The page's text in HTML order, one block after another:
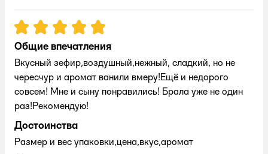
Рейтинг:5
Общие впечатления
Вкусный зефир,воздушный,нежный, сладкий, но не
чересчур и аромат ванили вмеру!Ещё и недорого
совсем! Мне и сыну понравились! Брала уже не один
раз!Рекомендую!
Достоинства
Размер и вес упаковки,цена,вкус,аромат